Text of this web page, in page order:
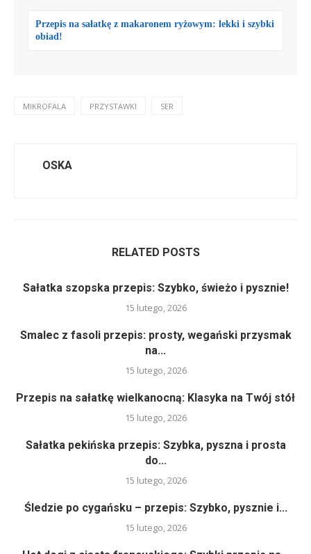
Przepis na sałatkę z makaronem ryżowym: lekki i szybki
obiad!
MIKROFALA PRZYSTAWKI SER
OSKA
RELATED POSTS
Sałatka szopska przepis: Szybko, świeżo i pysznie!
15 lutego, 2026
Smalec z fasoli przepis: prosty, wegański przysmak
na...
15 lutego, 2026
Przepis na sałatkę wielkanocną: Klasyka na Twój stół
15 lutego, 2026
Sałatka pekińska przepis: Szybka, pyszna i prosta
do...
15 lutego, 2026
Śledzie po cygańsku – przepis: Szybko, pysznie i...
15 lutego, 2026